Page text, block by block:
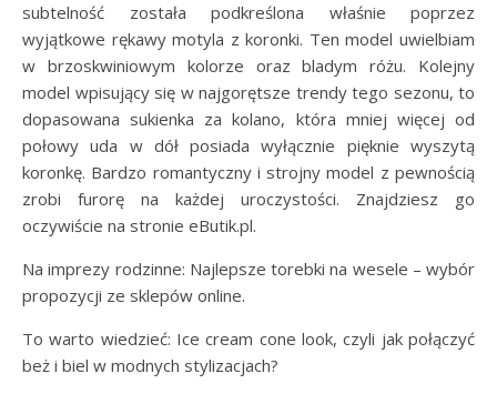
subtelność została podkreślona właśnie poprzez
wyjątkowe rękawy motyla z koronki. Ten model uwielbiam
w brzoskwiniowym kolorze oraz bladym różu. Kolejny
model wpisujący się w najgorętsze trendy tego sezonu, to
dopasowana sukienka za kolano, która mniej więcej od
połowy uda w dół posiada wyłącznie pięknie wyszytą
koronkę. Bardzo romantyczny i strojny model z pewnością
zrobi furorę na każdej uroczystości. Znajdziesz go
oczywiście na stronie eButik.pl.
Na imprezy rodzinne: Najlepsze torebki na wesele – wybór
propozycji ze sklepów online.
To warto wiedzieć: Ice cream cone look, czyli jak połączyć
beż i biel w modnych stylizacjach?